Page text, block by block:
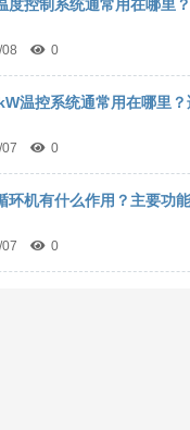
度控制系统通常用在哪里
0
温控系统通常用在哪里？
0
环机有什么作用？主要功
0